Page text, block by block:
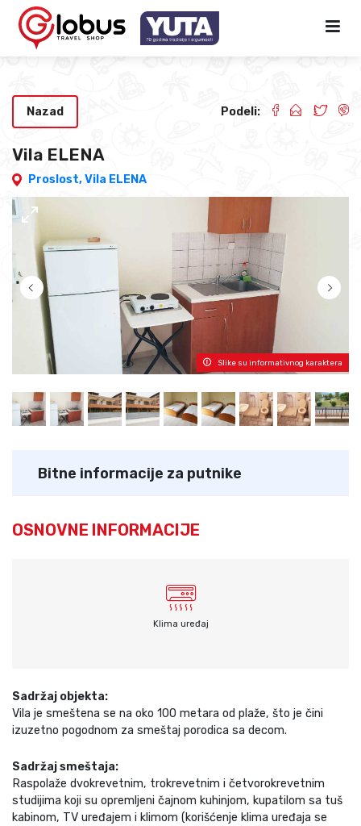
Vila ELENA
Proslost,Vila ELENA
Nazad Podeli:
Slike su informativnog karaktera
Bitne informacije za putnike
OSNOVNE INFORMACIJE
Klima uređaj
Sadržaj objekta:
Vila je smeštena se na oko 100 metara od plaže, što je čini
izuzetno pogodnom za smeštaj porodica sa decom.
Sadržaj smeštaja:
Raspolaže dvokrevetnim, trokrevetnim i četvorokrevetnim
studijima koji su opremljeni čajnom kuhinjom, kupatilom sa tuš
kabinom, TV uređajem i klimom (korišćenje klima uređaja se